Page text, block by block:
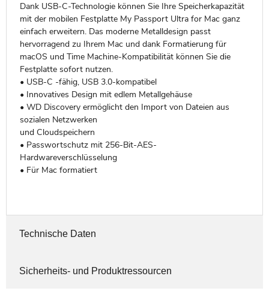
Dank USB-C-Technologie können Sie Ihre Speicherkapazität
mit der mobilen Festplatte My Passport Ultra for Mac ganz
einfach erweitern. Das moderne Metalldesign passt
hervorragend zu Ihrem Mac und dank Formatierung für
macOS und Time Machine-Kompatibilität können Sie die
Festplatte sofort nutzen.
• USB-C -fähig, USB 3.0-kompatibel
• Innovatives Design mit edlem Metallgehäuse
• WD Discovery ermöglicht den Import von Dateien aus
sozialen Netzwerken
und Cloudspeichern
• Passwortschutz mit 256-Bit-AES-
Hardwareverschlüsselung
• Für Mac formatiert
Technische Daten
Sicherheits- und Produktressourcen